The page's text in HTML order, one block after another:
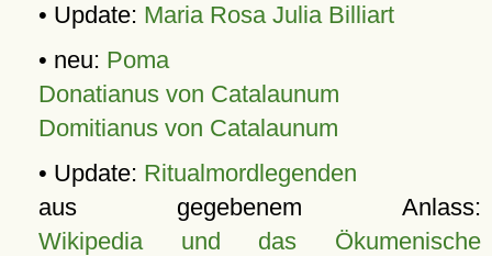
• Update: Maria Rosa Julia Billiart
• neu: Poma
Donatianus von Catalaunum
Domitianus von Catalaunum
• Update: Ritualmordlegenden
aus gegebenem Anlass:
Wikipedia und das Ökumenische